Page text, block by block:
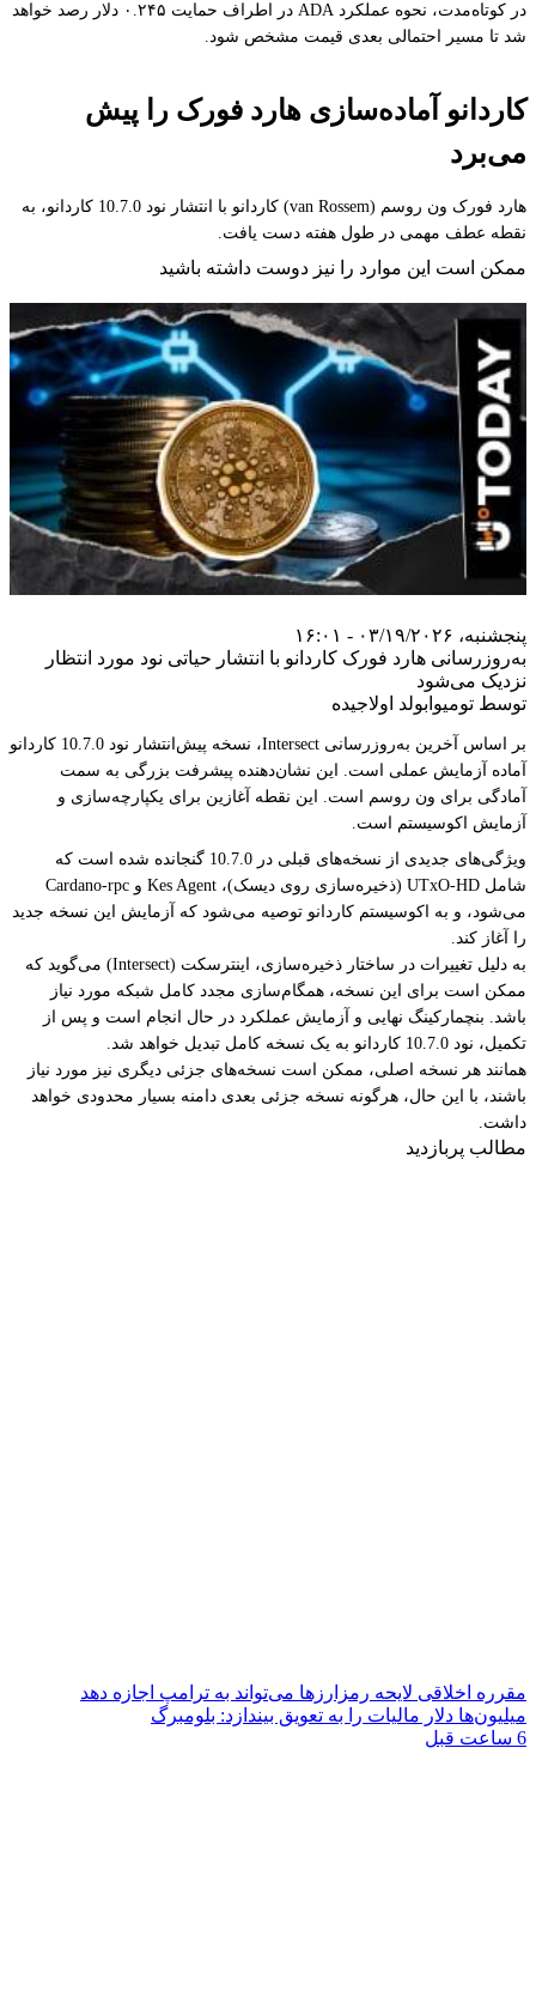
در کوتاه‌مدت، نحوه عملکرد ADA در اطراف حمایت ۰.۲۴۵ دلار رصد خواهد
شد تا مسیر احتمالی بعدی قیمت مشخص شود.
کاردانو آماده‌سازی هارد فورک را پیش
می‌برد
هارد فورک ون روسم (van Rossem) کاردانو با انتشار نود 10.7.0 کاردانو، به
نقطه عطف مهمی در طول هفته دست یافت.
ممکن است این موارد را نیز دوست داشته باشید
پنجشنبه، ۰۳/۱۹/۲۰۲۶ - ۱۶:۰۱
به‌روزرسانی هارد فورک کاردانو با انتشار حیاتی نود مورد انتظار
نزدیک می‌شود
توسط تومیوابولد اولاجیده
بر اساس آخرین به‌روزرسانی Intersect، نسخه پیش‌انتشار نود 10.7.0 کاردانو
آماده آزمایش عملی است. این نشان‌دهنده پیشرفت بزرگی به سمت
آمادگی برای ون روسم است. این نقطه آغازین برای یکپارچه‌سازی و
آزمایش اکوسیستم است.
ویژگی‌های جدیدی از نسخه‌های قبلی در 10.7.0 گنجانده شده است که
شامل UTxO-HD (ذخیره‌سازی روی دیسک)، Kes Agent و Cardano-rpc
می‌شود، و به اکوسیستم کاردانو توصیه می‌شود که آزمایش این نسخه جدید
را آغاز کند.
به دلیل تغییرات در ساختار ذخیره‌سازی، اینترسکت (Intersect) می‌گوید که
ممکن است برای این نسخه، همگام‌سازی مجدد کامل شبکه مورد نیاز
باشد. بنچمارکینگ نهایی و آزمایش عملکرد در حال انجام است و پس از
تکمیل، نود 10.7.0 کاردانو به یک نسخه کامل تبدیل خواهد شد.
همانند هر نسخه اصلی، ممکن است نسخه‌های جزئی دیگری نیز مورد نیاز
باشند، با این حال، هرگونه نسخه جزئی بعدی دامنه بسیار محدودی خواهد
داشت.
مطالب پربازدید
مقرره اخلاقی لایحه رمزارزها می‌تواند به ترامپ اجازه دهد
میلیون‌ها دلار مالیات را به تعویق بیندازد: بلومبرگ
6 ساعت قبل